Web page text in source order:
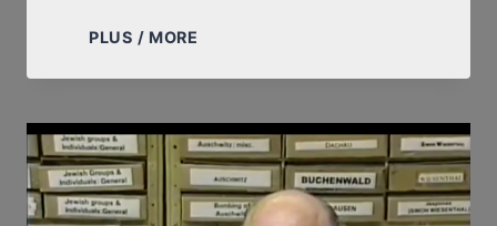
PLUS / MORE
AMÉRICAIN
LA
PERSÉCUTION
SUBIE
PAR